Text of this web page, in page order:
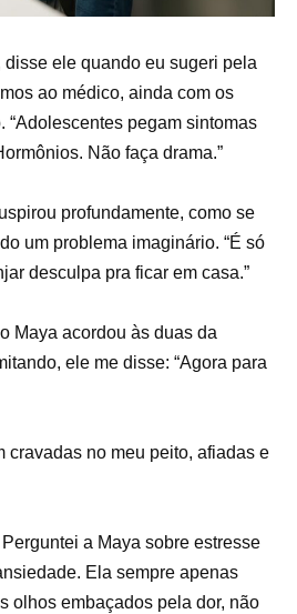
disse ele quando eu sugeri pela
ao médico, ainda com os
“Adolescentes pegam sintomas
Não faça drama.”
profundamente, como se
um problema imaginário. “É só
desculpa pra ficar em casa.”
Maya acordou às duas da
ele me disse: “Agora para
cravadas no meu peito, afiadas e
a Maya sobre estresse
Ela sempre apenas
olhos embaçados pela dor, não